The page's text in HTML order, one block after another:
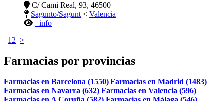
C/ Cami Real, 93, 46500
Sagunto/Sagunt < Valencia
+info
1 2 >
Farmacias por provincias
Farmacias en Barcelona (1550) Farmacias en Madrid (1483)
Farmacias en Navarra (632) Farmacias en Valencia (596)